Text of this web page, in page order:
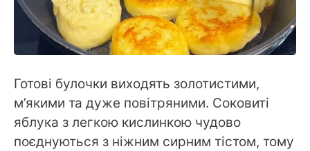
Готові булочки виходять золотистими,
м’якими та дуже повітряними. Соковиті
яблука з легкою кислинкою чудово
поєднуються з ніжним сирним тістом, тому